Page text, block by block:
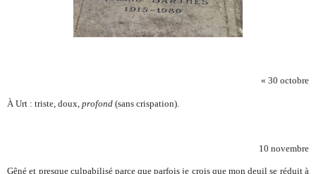
« 30 octobre
À Urt : triste, doux,profond (sans crispation).
10 novembre
Gêné et presque culpabilisé parce que parfois je crois que mon deuil se réduit à